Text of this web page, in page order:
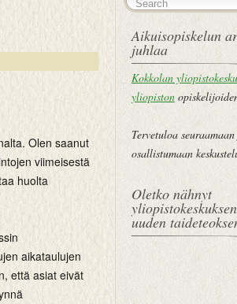
Olen saanut
viimeisestä
huolta
aikataulujen
että asiat eivät
Aikuisopiskelun
juhlaa
Kokkolan
yliopiston
Tervetuloa
osallistumaan
Oletko nähnyt
uuden